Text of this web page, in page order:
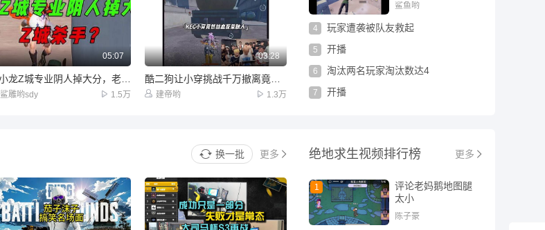
05:07
《小龙Z城专业阴人掉大分，老六战神不是浪得虚名！》
鲨雕哟sdy 1.5万
03:28
酷二狗让小穿挑战千万撤离竟然丝血反杀敌人？
建帝哟 1.3万
鲨鱼哟
4 玩家遭袭被队友救起
5 开播
6 淘汰两名玩家淘汰数达4
7 开播
换一批 更多 更多
绝地求生视频排行榜
1
评论老妈鹅地图腿
太小
陈子豪